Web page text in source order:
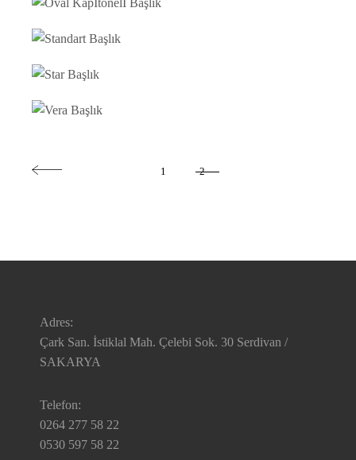
1 2
Adres:
Çark San. İstiklal Mah. Çelebi Sok. 30 Serdivan /
SAKARYA
Telefon:
0264 277 58 22
0530 597 58 22